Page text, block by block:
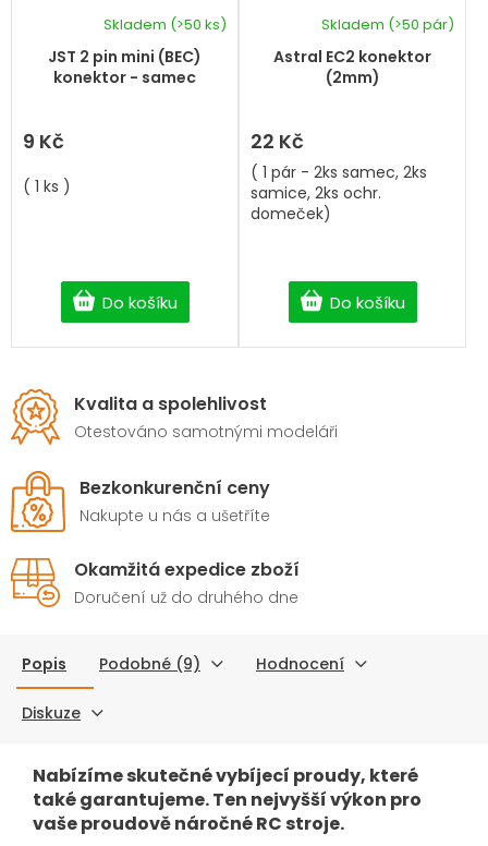
JST 2 pin mini (BEC)
konektor - samec
Skladem (>50 ks)
9 Kč
Do košíku
( 1 ks )
Astral EC2 konektor
(2mm)
Skladem (>50 pár)
22 Kč
Do košíku
( 1 pár - 2ks samec, 2ks
samice, 2ks ochr.
domeček)
Kvalita a spolehlivost
Otestováno samotnými modeláři
Bezkonkurenční ceny
Nakupte u nás a ušetříte
Okamžitá expedice zboží
Doručení už do druhého dne
Popis Podobné (9) Hodnocení
Diskuze
Nabízíme skutečné vybíjecí proudy, které
také garantujeme. Ten nejvyšší výkon pro
vaše proudově náročné RC stroje.